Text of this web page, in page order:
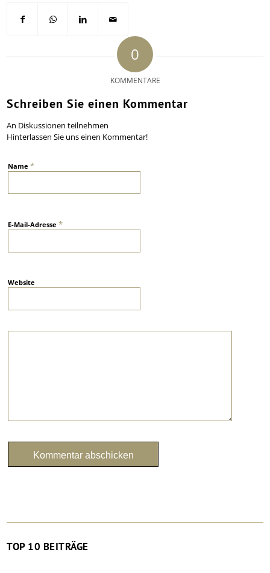
0
KOMMENTARE
Schreiben Sie einen Kommentar
An Diskussionen teilnehmen
Hinterlassen Sie uns einen Kommentar!
Name*
E-Mail-Adresse*
Website
TOP 10 BEITRÄGE